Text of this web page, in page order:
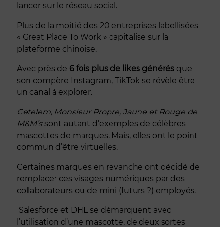
lancer sur le réseau social.
Plus de la moitié des 20 entreprises labellisées
« Great Place To Work » capitalise sur la
plateforme chinoise.
Avec près de 6 fois plus de likes générés que
son compère Instagram, TikTok se révèle être
un canal à explorer.
Cetelem, Monsieur Propre, Jaune et Rouge de
M&M’ssont autant d’exemples de célèbres
mascottes de marques. Mais, elles ont le point
commun d’être virtuelles.
Certaines marques en revanche ont décidé de
remplacer ces visages numériques par des
collaborateurs ou de mini (futurs ?) employés.
Salesforce et DHL se démarquent avec
l’utilisation d’une mascotte, de deux sortes